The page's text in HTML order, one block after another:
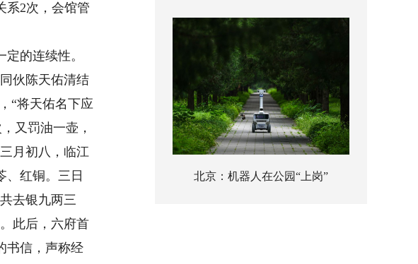
系2次，会馆管
的连续性。
伙陈天佑清结
“将天佑名下应
又罚油一壶，
月初八，临江
、红铜。三日
去银九两三
此后，六府首
书信，声称经
北京：机器人在公园“上岗”